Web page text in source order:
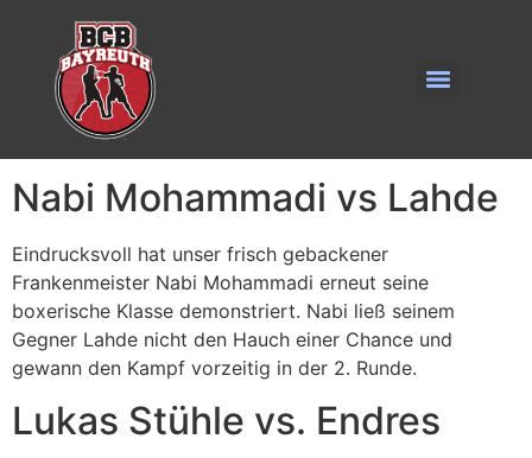
springen
Nabi Mohammadi vs Lahde
Eindrucksvoll hat unser frisch gebackener
Frankenmeister Nabi Mohammadi erneut seine
boxerische Klasse demonstriert. Nabi ließ seinem
Gegner Lahde nicht den Hauch einer Chance und
gewann den Kampf vorzeitig in der 2. Runde.
Lukas Stühle vs. Endres